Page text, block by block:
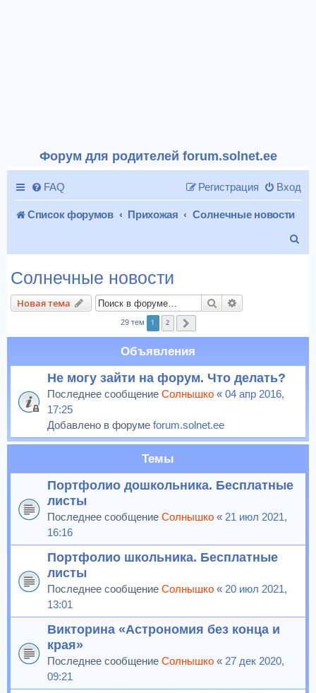
Форум для родителей forum.solnet.ee
FAQ Вход
Регистрация
Список форумов Прихожая
Солнечные новости
Солнечные новости
Новая тема Поиск
29 тем 1 2
Объявления
Не могу зайти на форум. Что делать?
Последнее сообщение Солнышко « 04 апр 2016,
17:25
Добавлено в форуме forum.solnet.ee
Темы
Портфолио дошкольника. Бесплатные
листы
Последнее сообщение Солнышко « 21 июл 2021,
16:16
Портфолио школьника. Бесплатные
листы
Последнее сообщение Солнышко « 20 июл 2021,
13:01
Викторина «Астрономия без конца и
края»
Последнее сообщение Солнышко « 27 дек 2020,
09:21